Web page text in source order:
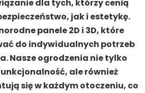
dla tych, którzy cenią
jak i estetykę.
panele 2D i 3D, które
do indywidualnych potrzeb
Nasze ogrodzenia nie tylko
ale również
się w każdym otoczeniu, co